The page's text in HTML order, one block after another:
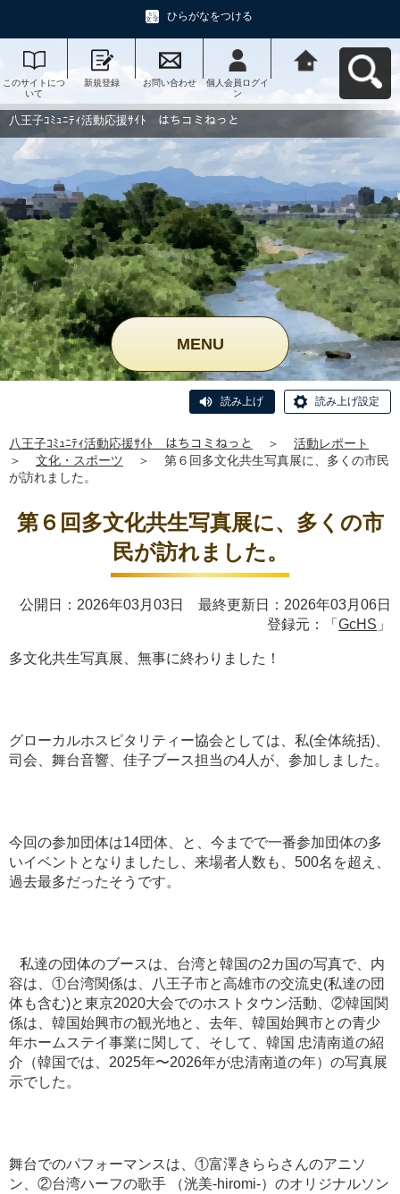
ひらがなをつける
このサイトにつ
いて
新規登録 お問い合わせ
個人会員ログイ
ン
動応援ｻｲﾄ はち
コミねっとへ戻
八王子ｺﾐｭﾆﾃｨ活動応援ｻｲﾄ はちコミねっと
MENU
読み上げ 読み上げ設定
八王子ｺﾐｭﾆﾃｨ活動応援ｻｲﾄ はちコミねっと ＞
活動レポート
＞
文化・スポーツ ＞
第６回多文化共生写真展に、多くの市民
が訪れました。
第６回多文化共生写真展に、多くの市
民が訪れました。
公開日：2026年03月03日 最終更新日：2026年03月06日
登録元：「 GcHS 」
多文化共生写真展、無事に終わりました！
グローカルホスピタリティー協会としては、私(全体統括)、
司会、舞台音響、佳子ブース担当の4人が、参加しました。
今回の参加団体は14団体、と、今までで一番参加団体の多
いイベントとなりましたし、来場者人数も、500名を超え、
過去最多だったそうです。
私達の団体のブースは、台湾と韓国の2カ国の写真で、内
容は、①台湾関係は、八王子市と高雄市の交流史(私達の団
体も含む)と東京2020大会でのホストタウン活動、②韓国関
係は、韓国始興市の観光地と、去年、韓国始興市との青少
年ホームステイ事業に関して、そして、韓国 忠清南道の紹
介（韓国では、2025年〜2026年が忠清南道の年）の写真展
示でした。
舞台でのパフォーマンスは、①富澤きららさんのアニソ
ン、②台湾ハーフの歌手 （洸美-hiromi-）のオリジナルソン